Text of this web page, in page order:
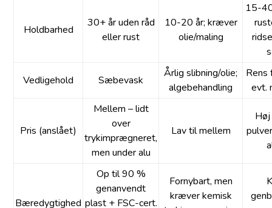
Holdbarhed
30+ år uden råd
eller rust
10-20 år; kræver
olie/maling
15-
Vedligehold Sæbevask
Årlig slibning/olie;
algebehandling
Rens
evt.
Pris (anslået)
Mellem – lidt
over
trykimprægneret,
men under alu
Lav til mellem
Bæredygtighed
Op til 90 %
genanvendt
plast + FSC-cert.
Fornybart, men
kræver kemisk